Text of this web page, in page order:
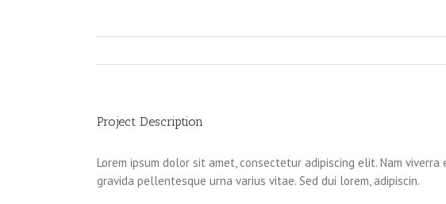
Project Description
Lorem ipsum dolor sit amet, consectetur adipiscing elit. Nam viverra
gravida pellentesque urna varius vitae. Sed dui lorem, adipiscin.